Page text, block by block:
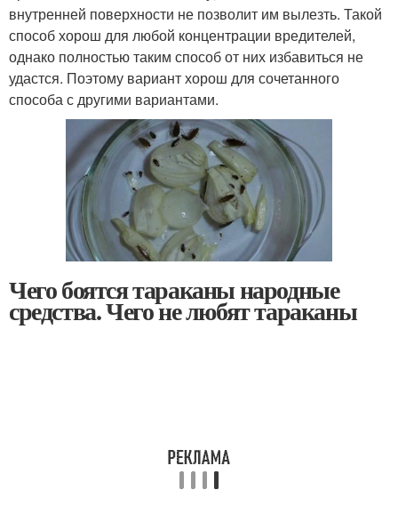
внутренней поверхности не позволит им вылезть. Такой
способ хорош для любой концентрации вредителей,
однако полностью таким способ от них избавиться не
удастся. Поэтому вариант хорош для сочетанного
способа с другими вариантами.
Чего боятся тараканы народные
средства. Чего не любят тараканы